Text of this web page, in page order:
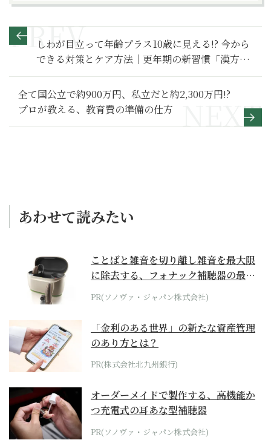
しわが目立って年齢プラス10歳に見える!? 今から
できる対策とケア方法｜更年期の新習慣「漢方」
Q&A（44)
全て国公立で約900万円、私立だと約2,300万円!?
プロが教える、教育費の準備の仕方
あわせて読みたい
ことばと雑音を切り離し雑音を最大限
に除去する、フォナック補聴器の最上
位モデル
PR(ソノヴァ・ジャパン株式会社)
「金利のある世界」の新たな資産管理
のあり方とは？
PR(株式会社北九州銀行)
オーダーメイドで製作する、高機能か
つ充電式の耳あな型補聴器
PR(ソノヴァ・ジャパン株式会社)